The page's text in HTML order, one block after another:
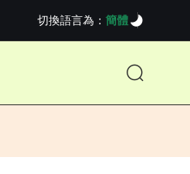
切換語言為： 簡體